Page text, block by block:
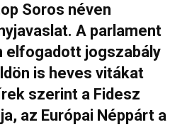
Soros néven
A parlament
elfogadott jogszabály
is heves vitákat
szerint a Fidesz
az Európai Néppárt a